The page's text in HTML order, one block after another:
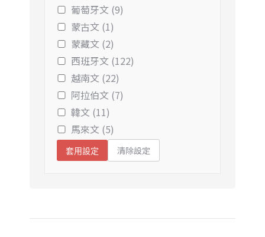
葡萄牙文 (9)
蒙古文 (1)
蒙藏文 (2)
西班牙文 (122)
越南文 (22)
阿拉伯文 (7)
韓文 (11)
馬來文 (5)
套用設定 清除設定